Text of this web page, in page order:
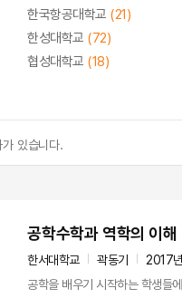
한국항공대학교 (21)
한성대학교 (72)
협성대학교 (18)
있습니다.
공학수학과 역학의 이해
한서대학교 곽동기
2017
공학을 배우기 시작하는 학생들